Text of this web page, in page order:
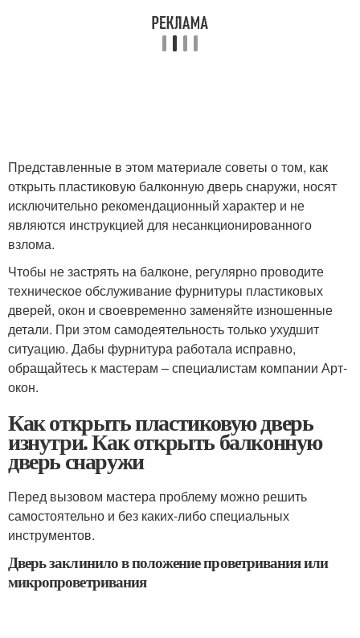
Представленные в этом материале советы о том, как
открыть пластиковую балконную дверь снаружи, носят
исключительно рекомендационный характер и не
являются инструкцией для несанкционированного
взлома.
Чтобы не застрять на балконе, регулярно проводите
техническое обслуживание фурнитуры пластиковых
дверей, окон и своевременно заменяйте изношенные
детали. При этом самодеятельность только ухудшит
ситуацию. Дабы фурнитура работала исправно,
обращайтесь к мастерам – специалистам компании Арт-
окон.
Как открыть пластиковую дверь
изнутри. Как открыть балконную
дверь снаружи
Перед вызовом мастера проблему можно решить
самостоятельно и без каких-либо специальных
инструментов.
Дверь заклинило в положение проветривания или
микропроветривания